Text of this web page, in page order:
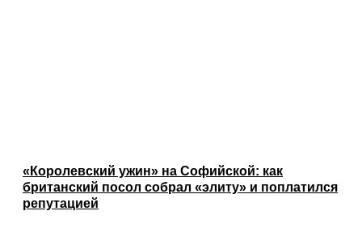
«Королевский ужин» на Софийской: как
британский посол собрал «элиту» и поплатился
репутацией